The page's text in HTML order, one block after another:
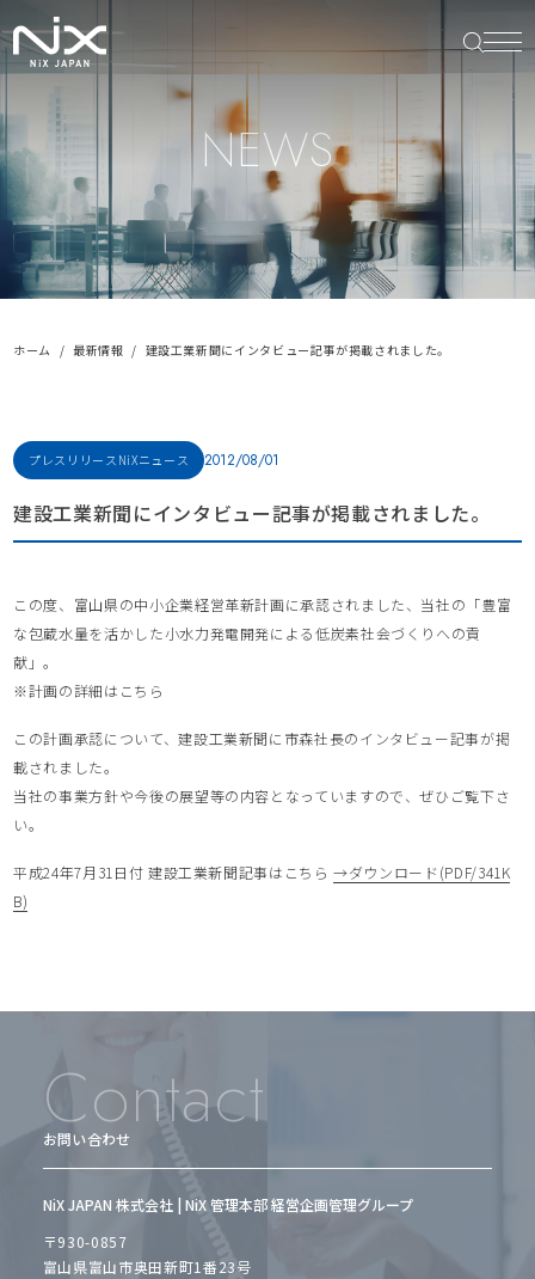
NEWS
ホーム 最新情報 建設工業新聞にインタビュー記事が掲載されました。
プレスリリース NiXニュース 2012/08/01
建設工業新聞にインタビュー記事が掲載されました。
この度、富山県の中小企業経営革新計画に承認されました、当社の「豊富
な包蔵水量を活かした小水力発電開発による低炭素社会づくりへの貢
献」。
※計画の詳細はこちら
この計画承認について、建設工業新聞に市森社長のインタビュー記事が掲
載されました。
当社の事業方針や今後の展望等の内容となっていますので、ぜひご覧下さ
い。
平成24年7月31日付 建設工業新聞記事はこちら→ダウンロード(PDF/341K
B)
Contact
お問い合わせ
NiX JAPAN 株式会社 | NiX 管理本部 経営企画管理グループ
〒930-0857
富山県富山市奥田新町1番23号